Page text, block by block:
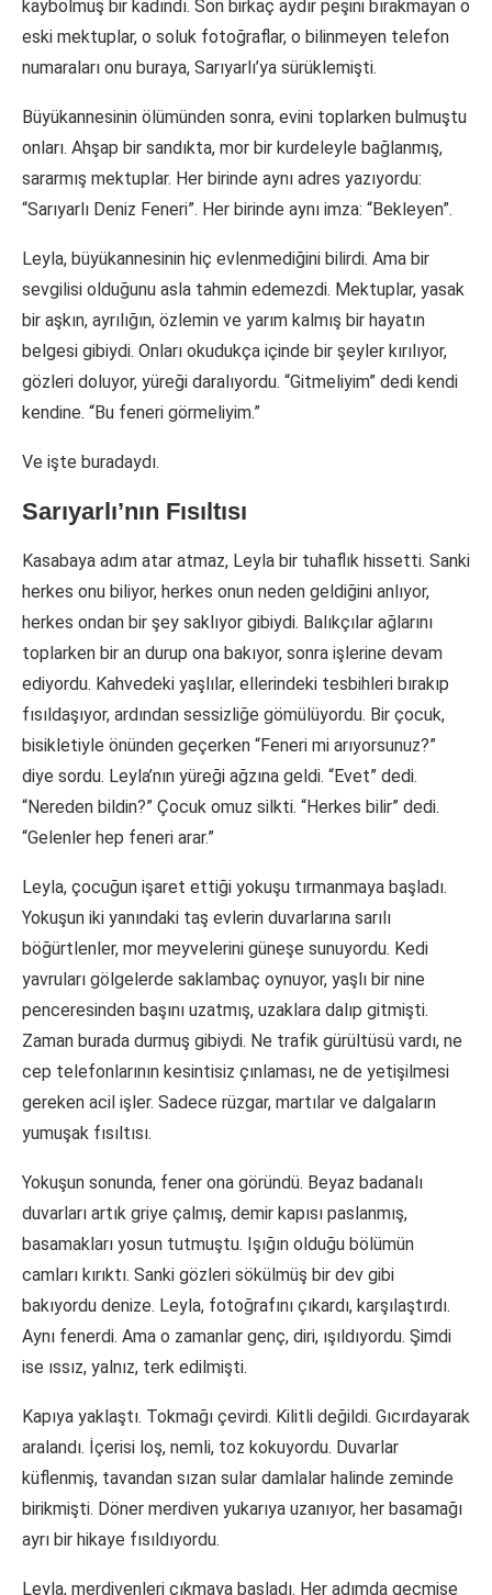
kaybolmuş bir kadındı. Son birkaç aydır peşini bırakmayan o
eski mektuplar, o soluk fotoğraflar, o bilinmeyen telefon
numaraları onu buraya, Sarıyarlı’ya sürüklemişti.
Büyükannesinin ölümünden sonra, evini toplarken bulmuştu
onları. Ahşap bir sandıkta, mor bir kurdeleyle bağlanmış,
sararmış mektuplar. Her birinde aynı adres yazıyordu:
“Sarıyarlı Deniz Feneri”. Her birinde aynı imza: “Bekleyen”.
Leyla, büyükannesinin hiç evlenmediğini bilirdi. Ama bir
sevgilisi olduğunu asla tahmin edemezdi. Mektuplar, yasak
bir aşkın, ayrılığın, özlemin ve yarım kalmış bir hayatın
belgesi gibiydi. Onları okudukça içinde bir şeyler kırılıyor,
gözleri doluyor, yüreği daralıyordu. “Gitmeliyim” dedi kendi
kendine. “Bu feneri görmeliyim.”
Ve işte buradaydı.
Sarıyarlı’nın Fısıltısı
Kasabaya adım atar atmaz, Leyla bir tuhaflık hissetti. Sanki
herkes onu biliyor, herkes onun neden geldiğini anlıyor,
herkes ondan bir şey saklıyor gibiydi. Balıkçılar ağlarını
toplarken bir an durup ona bakıyor, sonra işlerine devam
ediyordu. Kahvedeki yaşlılar, ellerindeki tesbihleri bırakıp
fısıldaşıyor, ardından sessizliğe gömülüyordu. Bir çocuk,
bisikletiyle önünden geçerken “Feneri mi arıyorsunuz?”
diye sordu. Leyla’nın yüreği ağzına geldi. “Evet” dedi.
“Nereden bildin?” Çocuk omuz silkti. “Herkes bilir” dedi.
“Gelenler hep feneri arar.”
Leyla, çocuğun işaret ettiği yokuşu tırmanmaya başladı.
Yokuşun iki yanındaki taş evlerin duvarlarına sarılı
böğürtlenler, mor meyvelerini güneşe sunuyordu. Kedi
yavruları gölgelerde saklambaç oynuyor, yaşlı bir nine
penceresinden başını uzatmış, uzaklara dalıp gitmişti.
Zaman burada durmuş gibiydi. Ne trafik gürültüsü vardı, ne
cep telefonlarının kesintisiz çınlaması, ne de yetişilmesi
gereken acil işler. Sadece rüzgar, martılar ve dalgaların
yumuşak fısıltısı.
Yokuşun sonunda, fener ona göründü. Beyaz badanalı
duvarları artık griye çalmış, demir kapısı paslanmış,
basamakları yosun tutmuştu. Işığın olduğu bölümün
camları kırıktı. Sanki gözleri sökülmüş bir dev gibi
bakıyordu denize. Leyla, fotoğrafını çıkardı, karşılaştırdı.
Aynı fenerdi. Ama o zamanlar genç, diri, ışıldıyordu. Şimdi
ise ıssız, yalnız, terk edilmişti.
Kapıya yaklaştı. Tokmağı çevirdi. Kilitli değildi. Gıcırdayarak
aralandı. İçerisi loş, nemli, toz kokuyordu. Duvarlar
küflenmiş, tavandan sızan sular damlalar halinde zeminde
birikmişti. Döner merdiven yukarıya uzanıyor, her basamağı
ayrı bir hikaye fısıldıyordu.
Leyla, merdivenleri çıkmaya başladı. Her adımda geçmişe